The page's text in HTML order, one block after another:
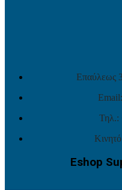
Επαύλεως
Email:
Τηλ.:
Eshop